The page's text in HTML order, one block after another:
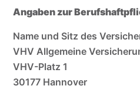
Angaben zur
Name und Sitz des
VHV Allgemeine
VHV-Platz 1
30177 Hannover